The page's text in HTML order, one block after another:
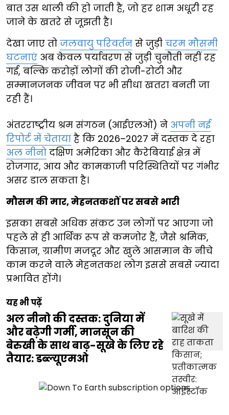
बात उस थाली की हो जाती है, जो हर शाम अधूरी रह
जाने के खतरे से जूझती है।
देखा जाए तो जलवायु परिवर्तन से जुड़ी चरम मौसमी
घटनाएं अब केवल पर्यावरण से जुड़ी चुनौती नहीं रह
गई, बल्कि करोड़ों लोगों की रोजी-रोटी और
सम्मानजनक जीवन पर भी सीधा खतरा बनती जा
रही हैं।
अंतरराष्ट्रीय श्रम संगठन (आईएलओ) ने अपनी नई
रिपोर्ट में चेताया है कि 2026–2027 में दस्तक दे रहा
अल नीनो दक्षिण अमेरिका और कैरेबियाई क्षेत्र में
रोजगार, आय और कामकाजी परिस्थितियों पर गंभीर
असर डाल सकता है।
मौसम की मार, मेहनतकशों पर सबसे भारी
इसका सबसे अधिक संकट उन लोगों पर आएगा जो
पहले से ही आर्थिक रूप से कमजोर हैं, जैसे श्रमिक,
किसान, ग्रामीण मजदूर और खुले आसमान के नीचे
काम करने वाले मेहनतकश लोग इससे सबसे ज्यादा
प्रभावित होंगे।
यह भी पढ़ें
अल नीनो की दस्तक: दुनिया में
और बढ़ेगी गर्मी, मानसून की
बेरुखी के साथ बाढ़-सूखे के लिए रहे
तैयार: डब्ल्यूएमओ